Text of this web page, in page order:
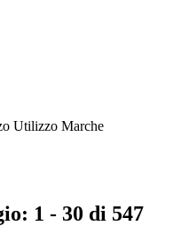
Utilizzo Marche
1 - 30 di 547